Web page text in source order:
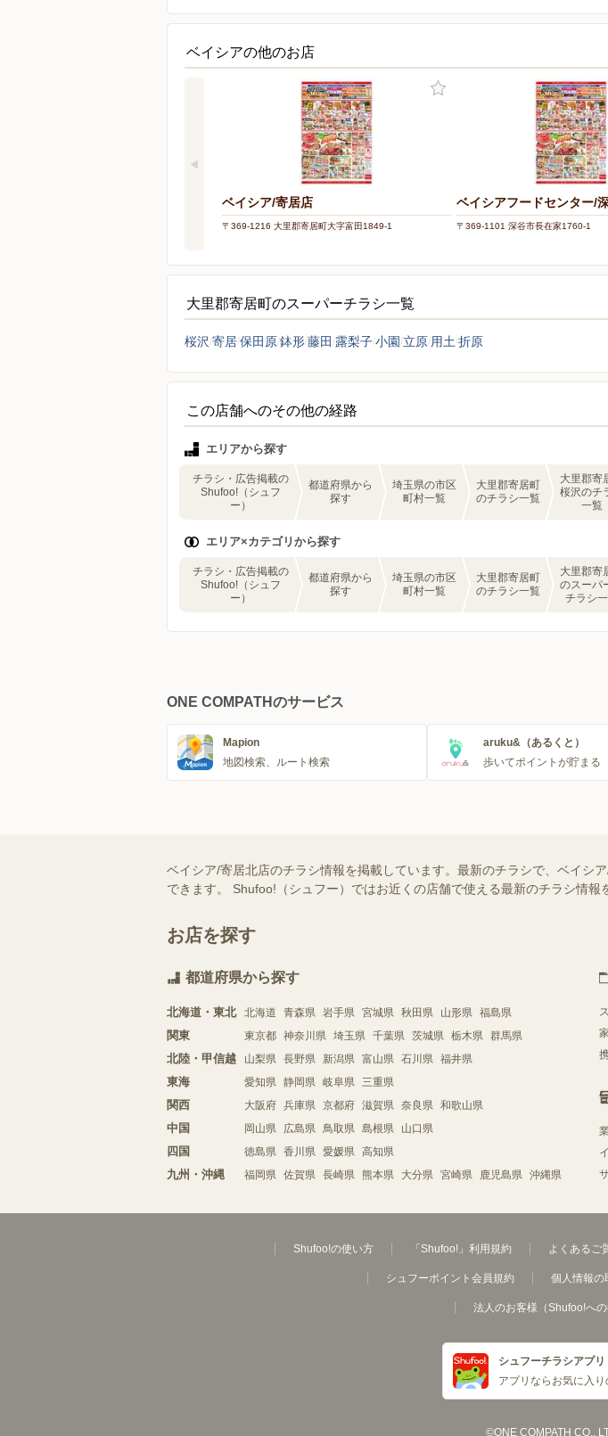
ベイシアの他のお店
ベイシア/寄居店
〒369-1216 大里郡寄居町大字富田1849-1
ベイシアフードセンター/
〒369-1101 深谷市長在家1760-1
大里郡寄居町のスーパーチラシ一覧
桜沢 寄居保田原鉢形藤田 露梨子小園 立原 用土 折原
この店舗へのその他の経路
エリアから探す
チラシ・広告掲載の
Shufoo!（シュフ
ー）
都道府県から
探す
埼玉県の市区
町村一覧
大里郡寄居町
のチラシ一覧
大里郡寄
桜沢のチ
一覧
エリア×カテゴリから探す
チラシ・広告掲載の
Shufoo!（シュフ
ー）
都道府県から
探す
埼玉県の市区
町村一覧
大里郡寄居町
のチラシ一覧
大里郡寄
のスーパ
チラシ
ONE COMPATHのサービス
Mapion
地図検索、ルート検索
aruku&（あるくと）
歩いてポイントが貯まる
ベイシア/寄居北店のチラシ情報を掲載しています。最新のチラシで、ベイシ
できます。 Shufoo!（シュフー）ではお近くの店舗で使える最新のチラシ情
お店を探す
都道府県から探す
北海道・東北 北海道 青森県 岩手県 宮城県 秋田県 山形県 福島県
関東 東京都 神奈川県 埼玉県 千葉県 茨城県 栃木県 群馬県
北陸・甲信越 山梨県 長野県 新潟県 富山県 石川県 福井県
東海 愛知県 静岡県 岐阜県 三重県
関西 大阪府 兵庫県 京都府 滋賀県 奈良県 和歌山県
中国 岡山県 広島県 鳥取県 島根県 山口県
四国 徳島県 香川県 愛媛県 高知県
九州・沖縄 福岡県 佐賀県 長崎県 熊本県 大分県 宮崎県 鹿児島県 沖縄県
Shufoo!の使い方 「Shufoo!」利用規約 よくあるご
シュフーポイント会員規約 個人情報の
法人のお客様（Shufoo!へ
シュフーチラシアプリ
アプリならお気に入
©ONE COMPATH CO.,